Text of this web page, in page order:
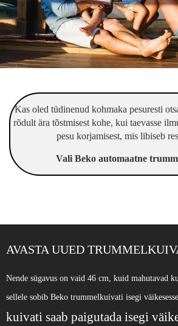
Kas oled tüdinenud kohmaka pesuresti
rõdult ära tõstmisest kohe, kui taevasse
pesu korjamisest, mis libiseb
Vali Beko automaatne
AVASTA UUED
Nende sügavus on vaid 46 cm, kuid mahutavad
sellele sobib Beko trummelkuivati isegi
kuivati saab paigutada isegi